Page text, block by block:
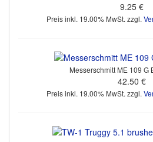
9.25 €
Preis inkl. 19.00% MwSt. zzgl.
Messerschmitt ME 109 G
42.50 €
Preis inkl. 19.00% MwSt. zzgl.